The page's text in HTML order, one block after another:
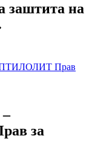
заштита на
за